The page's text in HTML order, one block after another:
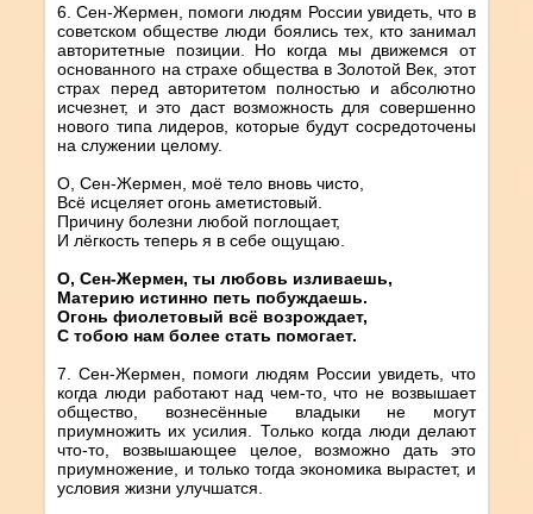
6. Сен-Жермен, помоги людям России увидеть, что в
советском обществе люди боялись тех, кто занимал
авторитетные позиции. Но когда мы движемся от
основанного на страхе общества в Золотой Век, этот
страх перед авторитетом полностью и абсолютно
исчезнет, и это даст возможность для совершенно
нового типа лидеров, которые будут сосредоточены
на служении целому.
О, Сен-Жермен, моё тело вновь чисто,
Всё исцеляет огонь аметистовый.
Причину болезни любой поглощает,
И лёгкость теперь я в себе ощущаю.
О, Сен-Жермен, ты любовь изливаешь,
Материю истинно петь побуждаешь.
Огонь фиолетовый всё возрождает,
С тобою нам более стать помогает.
7. Сен-Жермен, помоги людям России увидеть, что
когда люди работают над чем-то, что не возвышает
общество, вознесённые владыки не могут
приумножить их усилия. Только когда люди делают
что-то, возвышающее целое, возможно дать это
приумножение, и только тогда экономика вырастет, и
условия жизни улучшатся.